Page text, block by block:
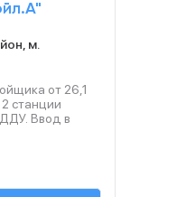
м.
от 26,1
станции
Ввод в